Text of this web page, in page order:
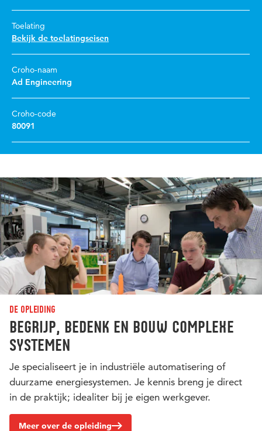
Toelating
Bekijk de toelatingseisen
Croho-naam
Ad Engineering
Croho-code
80091
De opleiding
Begrijp, bedenk en bouw complexe
systemen
Je specialiseert je in industriële automatisering of
duurzame energiesystemen. Je kennis breng je direct
in de praktijk; idealiter bij je eigen werkgever.
Meer over de opleiding